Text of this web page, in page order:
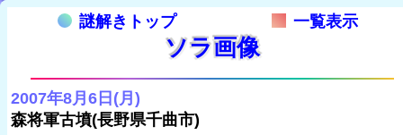
謎解きトップ 一覧表示
ソラ画像
2007年8月6日(月)
森将軍古墳(長野県千曲市)